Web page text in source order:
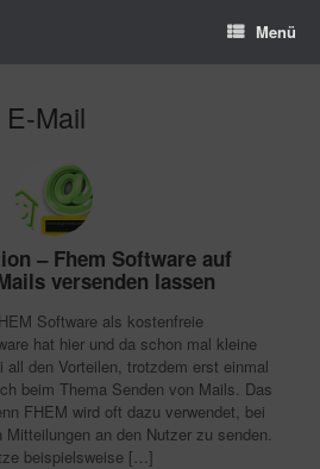
Menü
E-Mail
– Fhem Software auf
versenden lassen
Software als kostenfreie
hat hier und da schon mal kleine
all den Vorteilen, trotzdem erst einmal
beim Thema Senden von Mails. Das
FHEM wird oft dazu verwendet, bei
an den Nutzer zu senden.
beispielsweise […]